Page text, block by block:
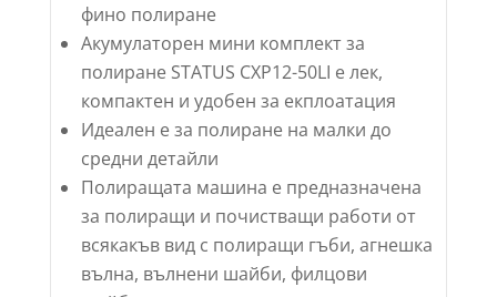
фино полиране
Акумулаторен мини комплект за
полиране STATUS CXP12-50LI е лек,
компактен и удобен за екплоатация
Идеален е за полиране на малки до
средни детайли
Полиращата машина е предназначена
за полиращи и почистващи работи от
всякакъв вид с полиращи гъби, агнешка
вълна, вълнени шайби, филцови